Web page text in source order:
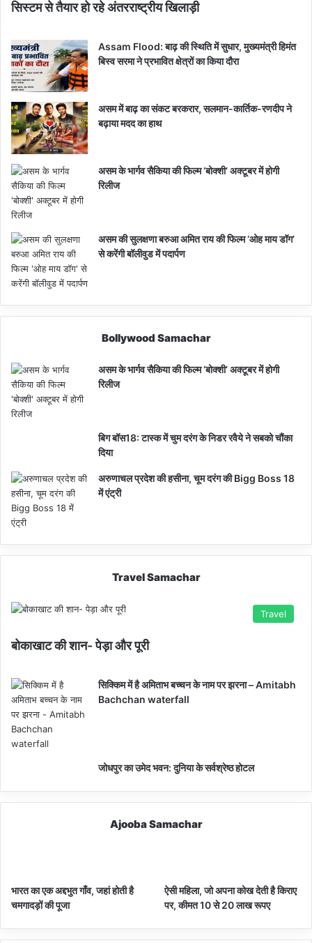
सिस्टम से तैयार हो रहे अंतरराष्ट्रीय खिलाड़ी
Assam Flood: बाढ़ की स्थिति में सुधार, मुख्यमंत्री हिमंत
बिस्व सरमा ने प्रभावित क्षेत्रों का किया दौरा
असम में बाढ़ का संकट बरकरार, सलमान-कार्तिक-रणदीप ने
बढ़ाया मदद का हाथ
असम के भार्गव सैकिया की फिल्म ‘बोक्शी’ अक्टूबर में होगी
रिलीज
असम की सुलक्षणा बरुआ अमित राय की फिल्म ‘ओह माय डॉग’
से करेंगी बॉलीवुड में पदार्पण
Bollywood Samachar
असम के भार्गव सैकिया की फिल्म ‘बोक्शी’ अक्टूबर में होगी
रिलीज
बिग बॉस18: टास्क में चुम दरंग के निडर रवैये ने सबको चौंका
दिया
अरुणाचल प्रदेश की हसीना, चूम दरंग की Bigg Boss 18
में एंट्री
Travel Samachar
Travel
बोकाखाट की शान- पेड़ा और पूरी
सिक्किम में है अमिताभ बच्चन के नाम पर झरना – Amitabh
Bachchan waterfall
जोधपुर का उमेद भवन: दुनिया के सर्वश्रेष्ठ होटल
Ajooba Samachar
भारत का एक अद्दभुत गाँव, जहां होती है
चमगादड़ों की पूजा
ऐसी महिला, जो अपना कोख देती है किराए
पर, कीमत 10 से 20 लाख रूपए